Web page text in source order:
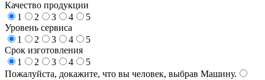
Качество продукции
1
2 3 4
5
Уровень сервиса
1
2 3 4
5
Срок изготовления
1
2 3 4
5
Пожалуйста, докажите, что вы человек, выбрав Машину.